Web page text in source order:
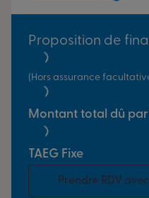
Proposition de
(Hors assurance
Montant total dû par
TAEG Fixe
Prendre RDV